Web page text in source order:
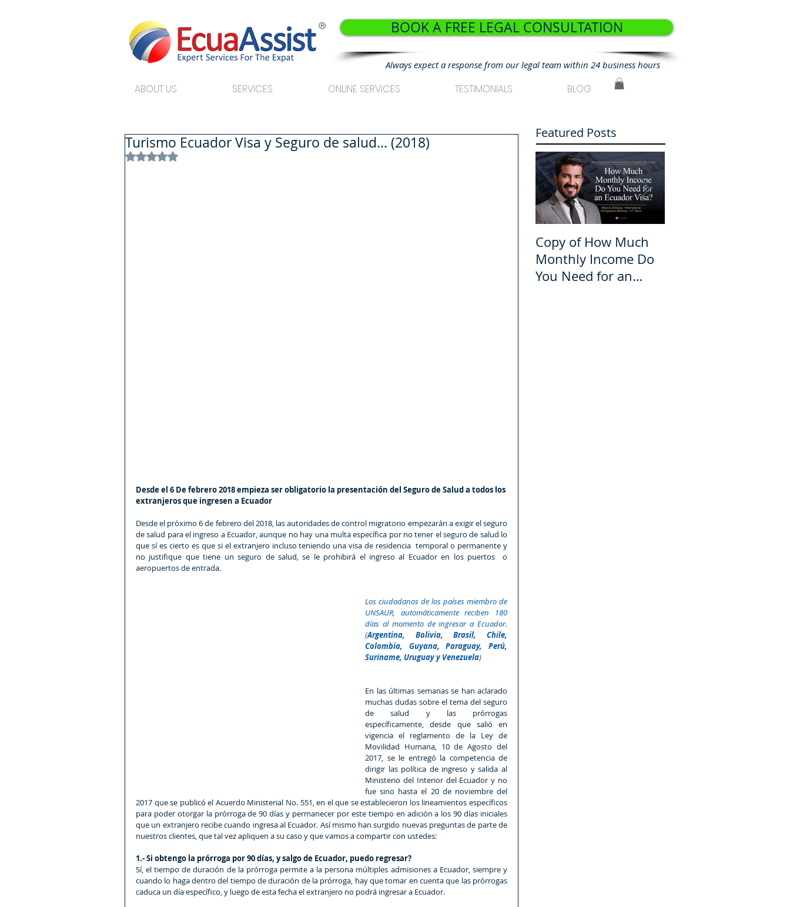
® BOOK A FREE LEGAL CONSULTATION
Always expect a response from our legal team within 24 business hours
ABOUT US SERVICES ONLINE SERVICES TESTIMONIALS BLOG
Turismo Ecuador Visa y Seguro de salud... (2018)
Rated NaN out of 5 stars.
Desde el 6 De febrero 2018 empieza ser obligatorio la presentación del Seguro de Salud a todos los
extranjeros que ingresen a Ecuador
Desde el próximo 6 de febrero del 2018, las autoridades de control migratorio empezarán a exigir el seguro
de salud para el ingreso a Ecuador, aunque no hay una multa específica por no tener el seguro de salud lo
que sí es cierto es que si el extranjero incluso teniendo una visa de residencia  temporal o permanente y
no justifique que tiene un seguro de salud, se le prohibirá el ingreso al Ecuador en los puertos  o
aeropuertos de entrada.
Los ciudadanos de los países miembro de
UNSAUR, automáticamente reciben 180
días al momento de ingresar a Ecuador.
(Argentina, Bolivia, Brasil, Chile,
Colombia, Guyana, Paraguay, Perú,
Suriname, Uruguay y Venezuela)
En las últimas semanas se han aclarado
muchas dudas sobre el tema del seguro
de salud y las prórrogas
específicamente, desde que salió en
vigencia el reglamento de la Ley de
Movilidad Humana, 10 de Agosto del
2017, se le entregó la competencia de
dirigir las política de ingreso y salida al
Ministerio del Interior del Ecuador y no
fue sino hasta el 20 de noviembre del
2017 que se publicó el Acuerdo Ministerial No. 551, en el que se establecieron los lineamientos específicos
para poder otorgar la prórroga de 90 días y permanecer por este tiempo en adición a los 90 días iniciales
que un extranjero recibe cuando ingresa al Ecuador. Así mismo han surgido nuevas preguntas de parte de
nuestros clientes, que tal vez apliquen a su caso y que vamos a compartir con ustedes:
1.- Si obtengo la prórroga por 90 días, y salgo de Ecuador, puedo regresar?
Sí, el tiempo de duración de la prórroga permite a la persona múltiples admisiones a Ecuador, siempre y
cuando lo haga dentro del tiempo de duración de la prórroga, hay que tomar en cuenta que las prórrogas
caduca un día específico, y luego de esta fecha el extranjero no podrá ingresar a Ecuador.
Featured Posts
Copy of How Much
Monthly Income Do
You Need for an